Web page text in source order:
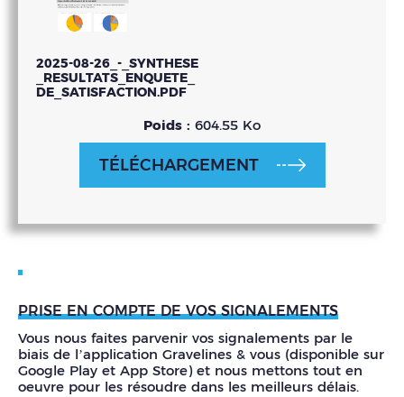
2025-08-26_-_SYNTHESE
_RESULTATS_ENQUETE_
DE_SATISFACTION.PDF
Poids : 604.55 Ko
TÉLÉCHARGEMENT
PRISE EN COMPTE DE VOS SIGNALEMENTS
Vous nous faites parvenir vos signalements par le
biais de l’application Gravelines & vous (disponible sur
Google Play et App Store) et nous mettons tout en
oeuvre pour les résoudre dans les meilleurs délais.